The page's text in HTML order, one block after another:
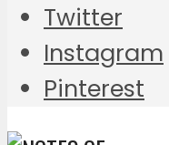
Twitter
Instagram
Pinterest